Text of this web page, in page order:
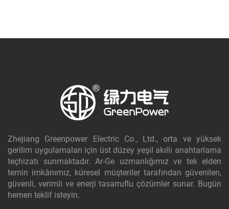
Zhejiang Greenpower Electric Co., Ltd., orta ve yüksek
gerilim uygulamaları için üst düzey yeşil akıllı anahtarlama
teçhizatı sunmaktadır. Ar-Ge uzmanlığımız ve tek elden
temin imkânımız, küresel müşteriler tarafından güvenilen,
güvenli, verimli ve enerji tasarruflu çözümler sunar. Bugün
hemen teklif isteyin.